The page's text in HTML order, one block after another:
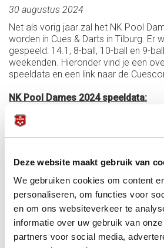
Deze website maakt gebruik van
We gebruiken cookies om content
personaliseren, om functies voor
en om ons websiteverkeer te
informatie over uw gebruik van
partners voor social media,
30 augustus 2024
Net als vorig jaar zal het NK Pool
worden in Cues & Darts in Tilburg. Er
gespeeld: 14.1, 8-ball, 10-ball en 9-
weekenden. Hieronder vind je een
speeldata en een link naar de
NK Pool Dames 2024 speeldata:
14.1-continuous: zaterdag 19
https://cuescore.com/tournament/
https://cuescore.com/tournament/
ball/47712226
10-ball: zaterdag 26 oktober 2024
https://cuescore.com/tournament/
ball/47712259
9-ball: zondag 27 oktober 2024
https://cuescore.com/tournament/